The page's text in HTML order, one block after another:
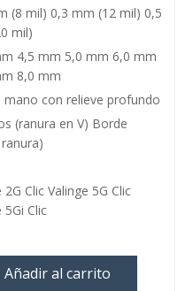
(8 mil) 0,3 mm (12 mil) 0,5
mil)
4,5 mm 5,0 mm 6,0 mm
8,0 mm
mano con relieve profundo
(ranura en V) Borde
2G Clic Valinge 5G Clic
5Gi Clic
Añadir al carrito